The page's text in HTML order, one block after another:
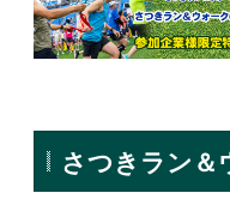
さつきラン